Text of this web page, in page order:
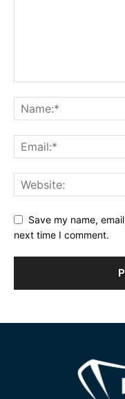
Save my name,
next time I comment.